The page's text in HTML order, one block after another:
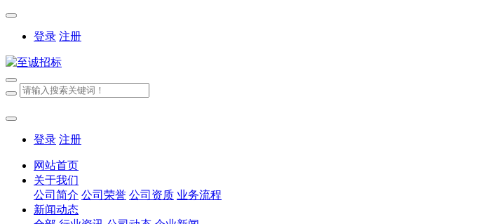
登录 注册
登录 注册
网站首页
关于我们
公司简介 公司荣誉 公司资质 业务流程
新闻动态